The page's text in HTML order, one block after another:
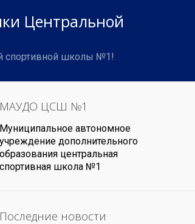
Центральной
спортивной школы №1!
МАУДО ЦСШ №1
Муниципальное автономное
учреждение дополнительного
образования центральная
спортивная школа №1
Последние новости